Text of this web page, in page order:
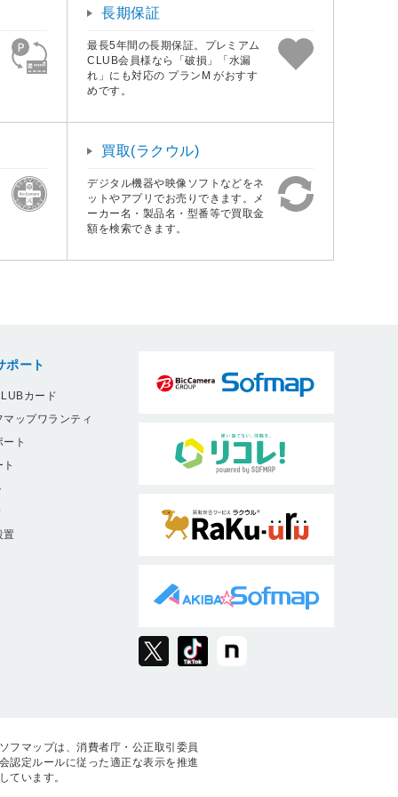
長期保証
最長5年間の長期保証。プレミアム
CLUB会員様なら「破損」「水漏
れ」にも対応の プランM がおすす
めです。
買取(ラクウル)
デジタル機器や映像ソフトなどをネ
ットやアプリでお売りできます。メ
ーカー名・製品名・型番等で買取金
額を検索できます。
ポート
カード
ップワランティ
ト
置
ソフマップは、消費者庁・公正取引委員
会認定ルールに従った適正な表示を推進
しています。